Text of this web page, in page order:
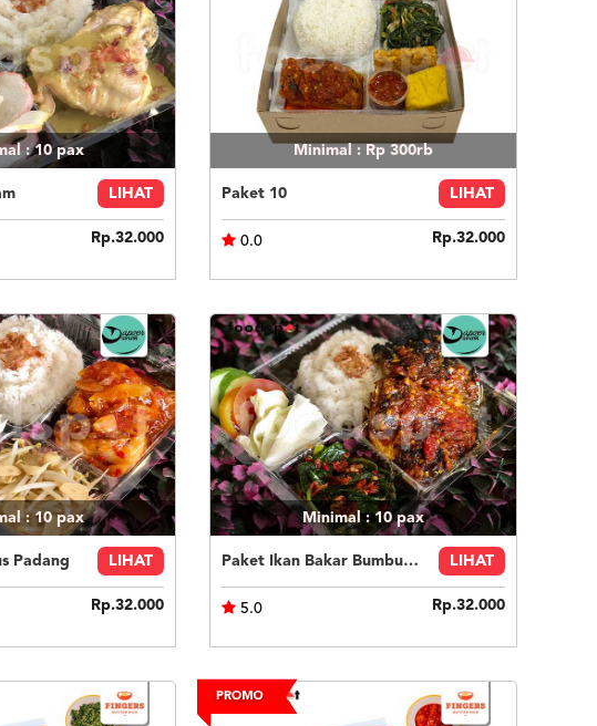
: 10pax
LIHAT
Rp.32.000
Minimal : Rp 300rb
Paket 10 LIHAT
0.0 Rp.32.000
: 10pax
Padang LIHAT
Rp.32.000
Minimal : 10pax
Paket Ikan Bakar Bumbu Bali LIHAT
5.0 Rp.32.000